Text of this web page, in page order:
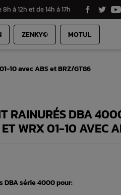
à 12h et de 14h à 17h
ZENKY© MOTUL
10 avec ABS et BRZ/GT86
RAINURÉS DBA
WRX 01-10 AVEC
DBA série 4000 pour: